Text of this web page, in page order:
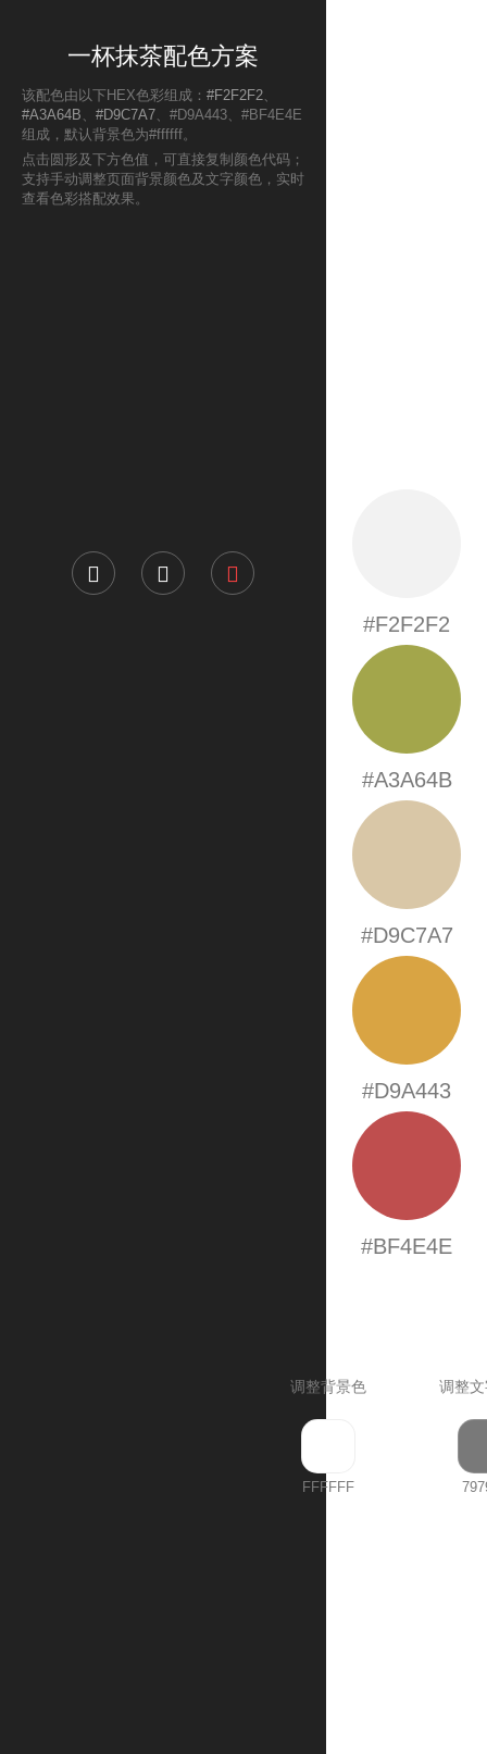
一杯抹茶配色方案
该配色由以下HEX色彩组成： #F2F2F2、
#A3A64B 、 #D9C7A7、#D9A443、#BF4E4E
组成，默认背景色为#ffffff。
点击圆形及下方色值，可直接复制颜色代码；
支持手动调整页面背景颜色及文字颜色，实时
查看色彩搭配效果。
#F2F2F2
#A3A64B
#D9C7A7
#D9A443
#BF4E4E
调整背景色 调整